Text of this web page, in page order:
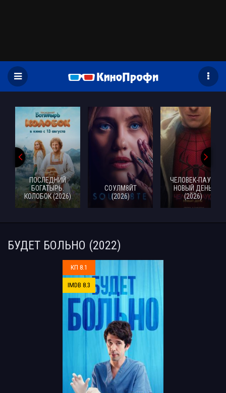
ПОСЛЕДНИЙ
БОГАТЫРЬ.
КОЛОБОК (2026)
СОУЛМ8ЙТ
(2026)
ЧЕЛОВЕК-ПАУК:
НОВЫЙ ДЕНЬ
(2026)
БУДЕТ БОЛЬНО (2022)
КП 8.1
IMDB 8.3